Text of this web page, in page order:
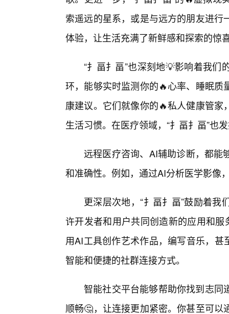
索遥远的星系，或是与远方的朋友进
体验，让生活充满了新鲜感和探索的惊
“扌畐扌畐”也深刻地💡影响着我
环，能够实时监测你的🔥心率、睡眠
康建议。它们就像你的🔥私人健康管
生活习惯。在医疗领域，“扌畐扌畐”也
远程医疗咨询、AI辅助诊断，都能
和准确性。例如，通过AI分析医学影像
更深层次地，“扌畐扌畐”鼓励着
许开发者和用户共同创造新的应用和
用AI工具创作艺术作品，编写音乐，
智能和便捷的社群连接方式。
智能社交平台能够帮助你找到志同
顺畅🤔，让连接更加紧密。你甚至可